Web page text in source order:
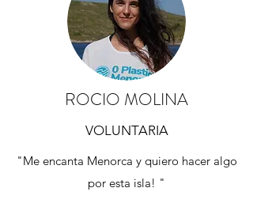
ROCIO MOLINA
VOLUNTARIA
"Me encanta Menorca y quiero hacer algo
por esta isla! "